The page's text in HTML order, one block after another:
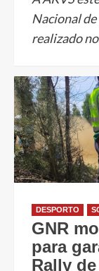
Nacional
realizado
DESPORTO
GNR
para
Rally